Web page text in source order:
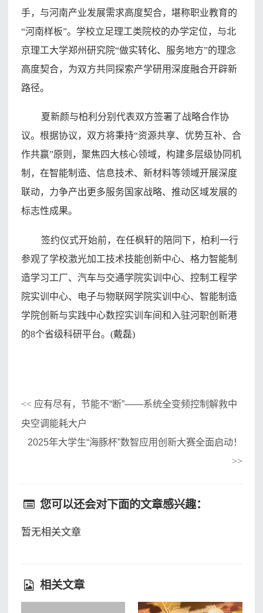
手，与河南产业发展需求高度契合，堪称职业教育的
“河南样板”。学校立足理工类院校的办学定位，与北
京理工大学郑州研究院“做实转化、服务地方”的理念
高度契合，为双方共同探索产学研用深度融合开辟新
路径。
夏新颜与柏利分别代表双方签署了战略合作协
议。根据协议，双方将秉持“资源共享、优势互补、合
作共赢”原则，聚焦四大核心领域，构建多层级协同机
制，在智能制造、信息技术、新材料等领域开展深度
联动，力争产出更多服务国家战略、推动区域发展的
标志性成果。
签约仪式开始前，在任枫轩的陪同下，柏利一行
参观了学校激光加工技术技能创新中心、格力智能制
造学习工厂、汽车与交通学院实训中心、控制工程学
院实训中心、电子与物联网学院实训中心、智能制造
学院创新与实践中心数控实训车间和入驻河职创新港
的8个省级科研平台。(戴磊)
<<应有尽有，节能不“断”——系统全变频控制解救中
央空调能耗大户
2025年大学生“海豚杯”数智应用创新大赛全面启动！
>>
您可以还会对下面的文章感兴趣：
暂无相关文章
相关文章